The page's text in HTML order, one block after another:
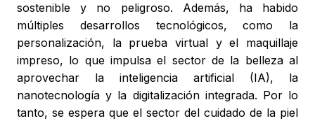
sostenible y no peligroso. Además, ha habido
múltiples desarrollos tecnológicos, como la
personalización, la prueba virtual y el maquillaje
impreso, lo que impulsa el sector de la belleza al
aprovechar la inteligencia artificial (IA), la
nanotecnología y la digitalización integrada. Por lo
tanto, se espera que el sector del cuidado de la piel